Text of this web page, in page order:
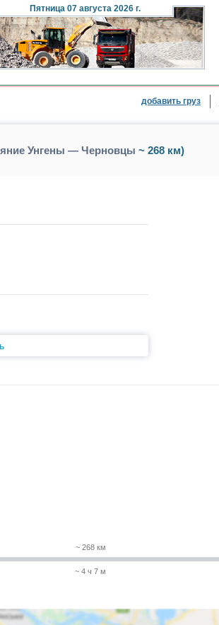
Пятница07 августа 2026 г.
добавить груз
Унгены — Черновцы ~ 268 км)
~ 268 км
~ 4 ч 7 м